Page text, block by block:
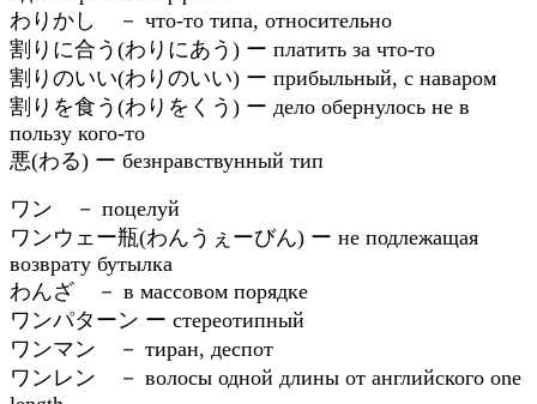
わりかし － что-то типа, относительно
割りに合う(わりにあう) ー платить за что-то
割りのいい(わりのいい) ー прибыльный, с наваром
割りを食う(わりをくう) ー дело обернулось не в
пользу кого-то
悪(わる) ー безнравствунный тип
ワン － поцелуй
ワンウェー瓶(わんうぇーびん) ー не подлежащая
возврату бутылка
わんざ － в массовом порядке
ワンパターン ー стереотипный
ワンマン － тиран, деспот
ワンレン － волосы одной длины от английского one